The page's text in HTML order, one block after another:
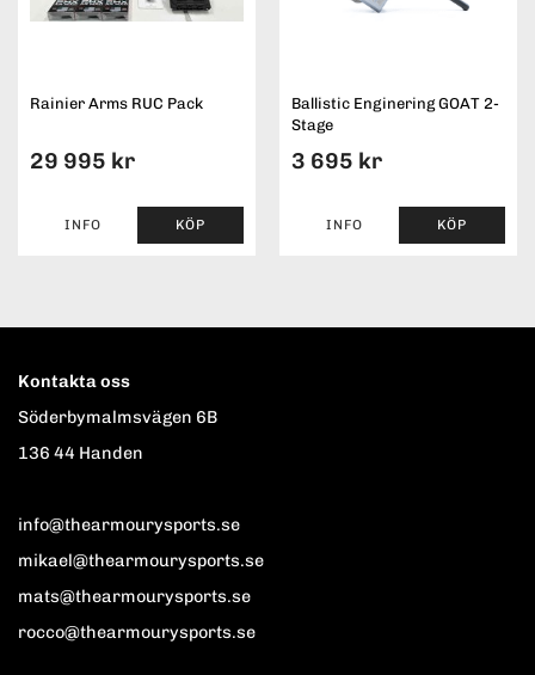
Rainier Arms RUC Pack
29 995 kr
INFO KÖP
Ballistic Enginering GOAT 2-
Stage
3 695 kr
INFO KÖP
Kontakta oss
Söderbymalmsvägen 6B
136 44 Handen
info@thearmourysports.se
mikael@thearmourysports.se
mats@thearmourysports.se
rocco@thearmourysports.se